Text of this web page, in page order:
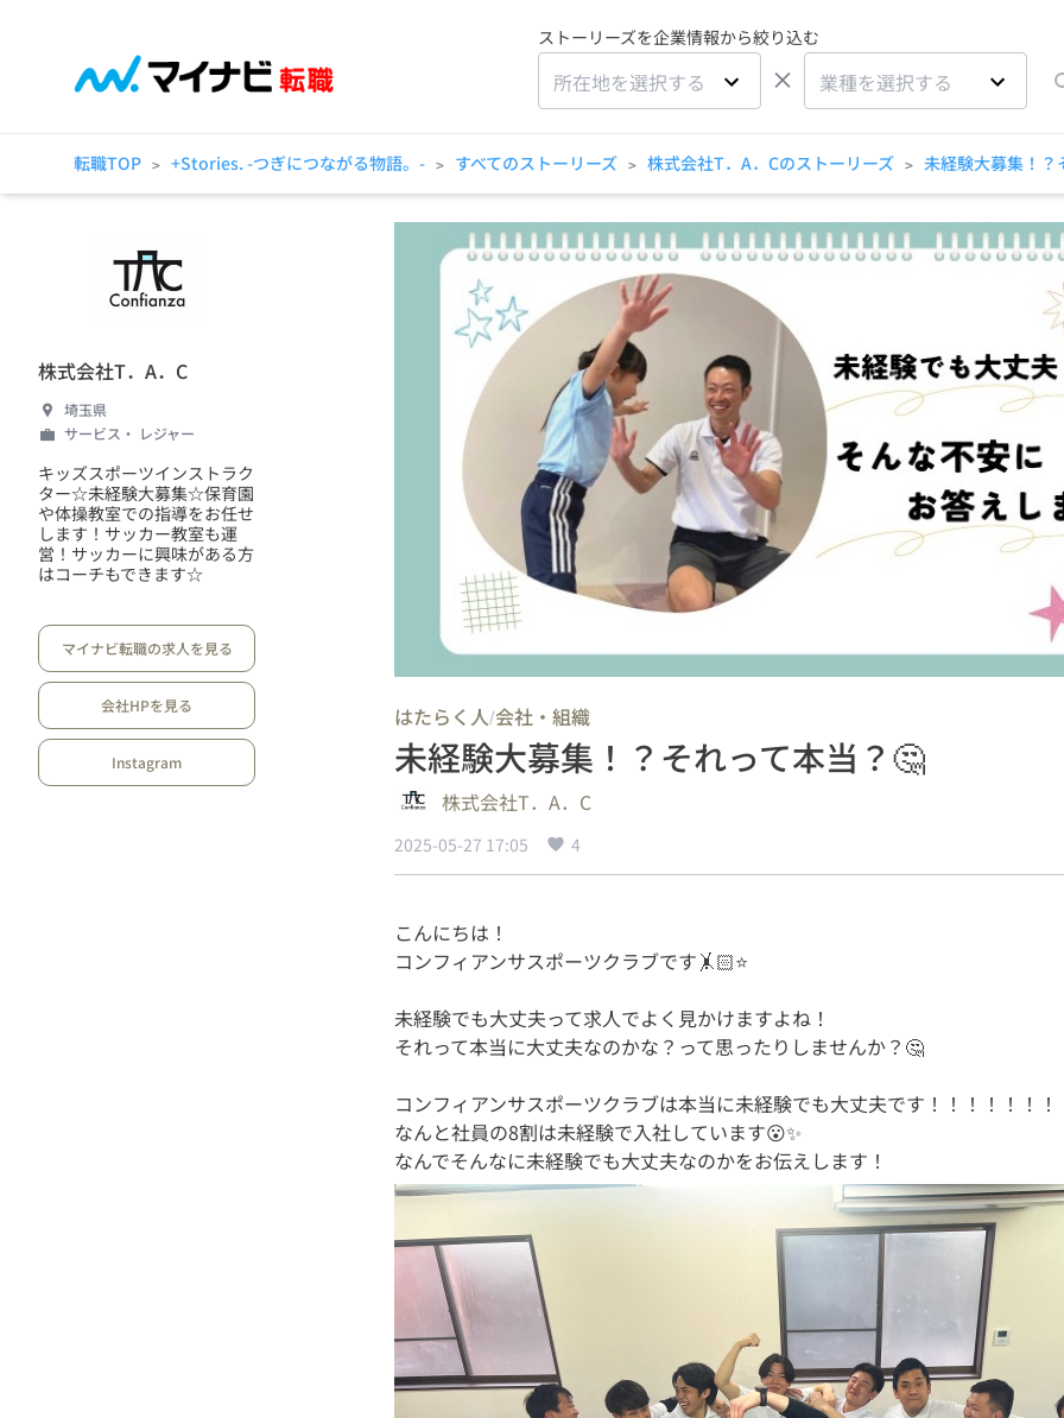
ストーリーズを企業情報から絞り込む
所在地を選択する × 業種を選択する
転職TOP > +Stories. -つぎにつながる物語。- > すべてのストーリーズ > 株式会社T．A．Cのストーリーズ > 未経験大募集！？
株式会社T．A．C
埼玉県
サービス・ レジャー
キッズスポーツインストラク
ター☆未経験大募集☆保育園
や体操教室での指導をお任せ
します！サッカー教室も運
営！サッカーに興味がある方
はコーチもできます☆
マイナビ転職の求人を見る
会社HPを見る
Instagram
はたらく人/会社・組織
未経験大募集！？それって本当？🤔
株式会社T．A．C
2025-05-27 17:05 4
こんにちは！
未経験でも大丈夫って求人でよく見かけますよね！
コンフィアンサスポーツクラブは本当に未経験でも大丈夫です！！！！！！！
なんと社員の8割は未経験で入社しています😮✨